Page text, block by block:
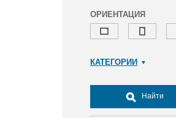
ОРИЕНТАЦИЯ
КАТЕГОРИИ
Досуг, туризм и отдых
Культура
Найти